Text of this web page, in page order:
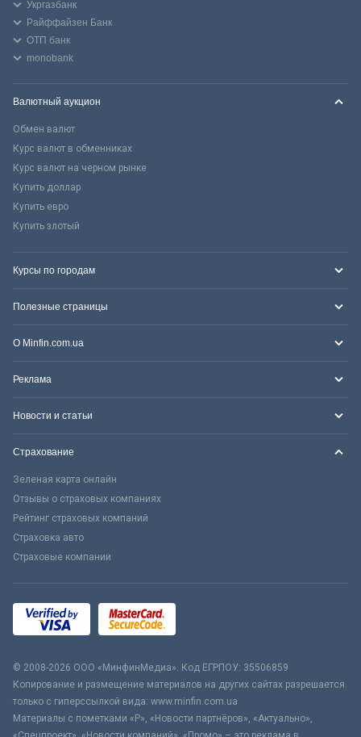
Укргазбанк
Райффайзен Банк
ОТП банк
monobank
Валютный аукцион
Обмен валют
Курс валют в обменниках
Курс валют на черном рынке
Купить доллар
Купить евро
Купить злотый
Курсы по городам
Полезные страницы
О Minfin.com.ua
Реклама
Новости и статьи
Страхование
Зеленая карта онлайн
Отзывы о страховых компаниях
Рейтинг страховых компаний
Страховка авто
Страховые компании
© 2008-2026 ООО «МинфинМедиа». Код ЕГРПОУ: 35506859
Копирование и размещение материалов на других сайтах разрешается
только с гиперссылкой вида: www.minfin.com.ua
Материалы с пометками «Р», «Новости партнёров», «Актуально»,